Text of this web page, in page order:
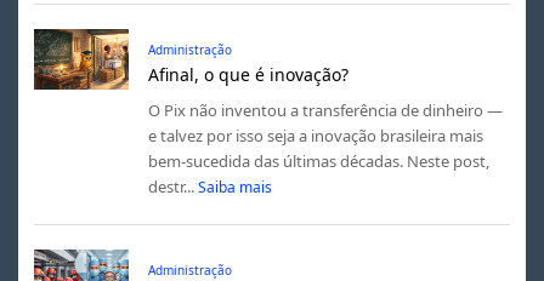
Administração
Afinal, o que é inovação?
O Pix não inventou a transferência de dinheiro —
e talvez por isso seja a inovação brasileira mais
bem-sucedida das últimas décadas. Neste post,
destr... Saiba mais
Administração